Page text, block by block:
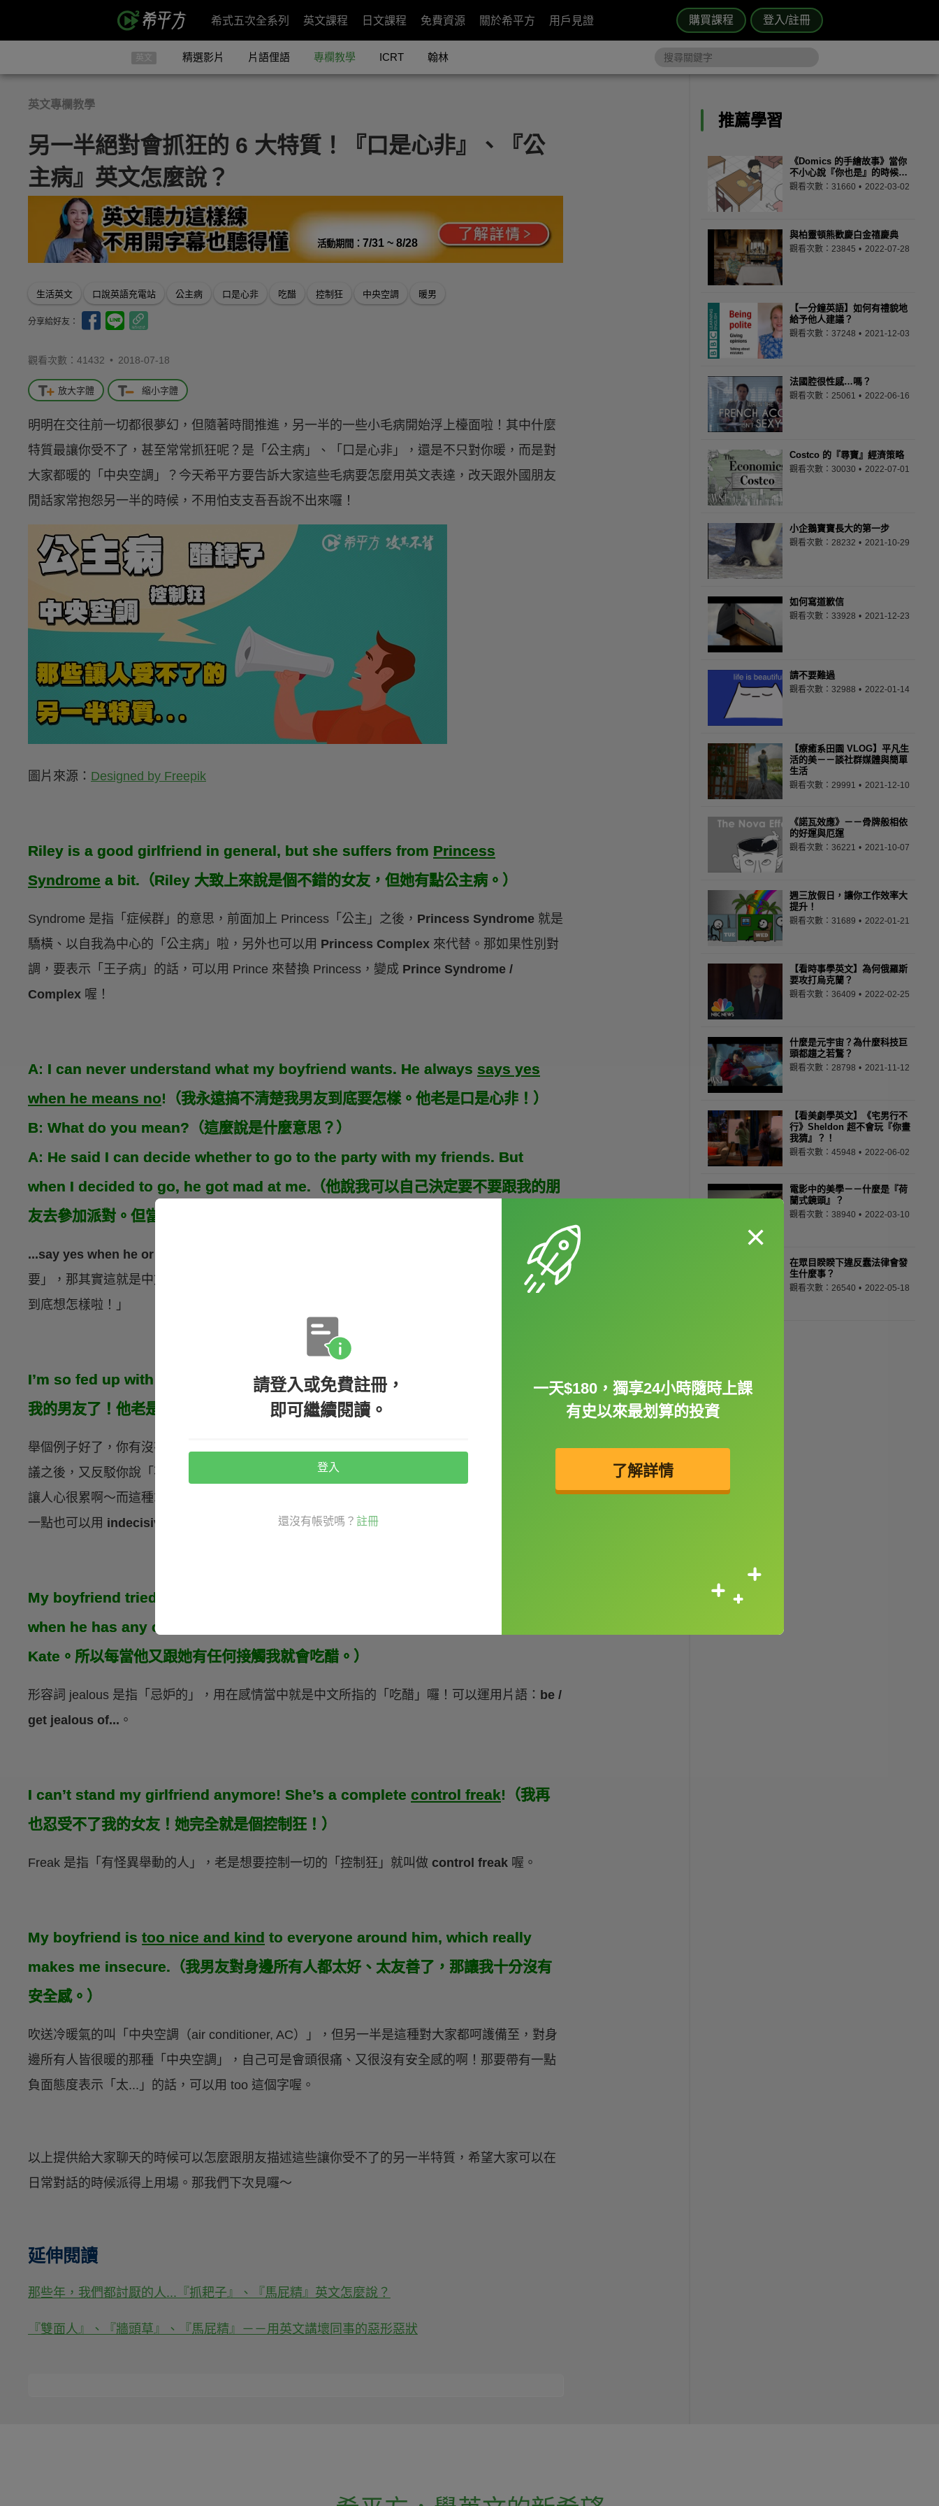
購買課程 登入/註冊
希式五次全系列 英文課程 日文課程 免費資源 關於希平方 用戶見證
英文 精選影片 片語俚語 專欄教學 ICRT 翰林
英文專欄教學
另一半絕對會抓狂的 6 大特質！『口是心非』、『公
主病』英文怎麼說？
活動期間： 7/31 ~ 8/28
生活英文 口說英語充電站 公主病 口是心非 吃醋 控制狂 中央空調 暖男
分享給好友：
觀看次數：41432 • 2018-07-18
放大字體 縮小字體
明明在交往前一切都很夢幻，但隨著時間推進，另一半的一些小毛病開始浮上檯面啦！其中什麼
特質最讓你受不了，甚至常常抓狂呢？是「公主病」、「口是心非」，還是不只對你暖，而是對
大家都暖的「中央空調」？今天希平方要告訴大家這些毛病要怎麼用英文表達，改天跟外國朋友
閒話家常抱怨另一半的時候，不用怕支支吾吾說不出來囉！
圖片來源： Designed by Freepik
Riley is a good girlfriend in general, but she suffers from Princess
Syndrome a bit.（Riley 大致上來說是個不錯的女友，但她有點公主病。）
Syndrome 是指「症候群」的意思，前面加上 Princess「公主」之後， Princess Syndrome 就是
驕橫、以自我為中心的「公主病」啦，另外也可以用 Princess Complex 來代替。那如果性別對
調，要表示「王子病」的話，可以用 Prince 來替換 Princess，變成 Prince Syndrome /
Complex 喔！
A: I can never understand what my boyfriend wants. He always says yes
when he means no!（我永遠搞不清楚我男友到底要怎樣。他老是口是心非！）
B: What do you mean?（這麼說是什麼意思？）
A: He said I can decide whether to go to the party with my friends. But
when I decided to go, he got mad at me.（他說我可以自己決定要不要跟我的朋
友去參加派對。但當我決定要去了之後，他就對我生氣。）
...say yes when he or she means no
字面來看是指「當他 / 她意思是不要的時候，卻偏偏說
要」，那其實這就是中文很常講的「口是心非」。這種毛病真的讓人永遠摸不著頭，想直呼「你
到底想怎樣啦！」
I’m so fed up with my boyfriend! He is always sowishy-washy
!（我真是受夠
我的男友了！他老是這樣優柔寡斷！）
舉個例子好了，你有沒有過這個經驗：另一半老是拿不定主意到底要吃什麼，而在你提出一個建
議之後，又反駁你說「不要」，或甚至一直三心二意，老是做不出一個結論？這個小毛病真的會
讓人心很累啊～而這種拿不定主意、沒有定見的人就可以用
一點也可以用 indecisive
My boyfriend tried to date Kate before he met me. So I always
when he has any contact with her again.（我男友在遇見我之前試著要追
Kate。所以每當他又跟她有任何接觸我就會吃醋。）
形容詞 jealous 是指「忌妒的」，用在感情當中就是中文所指的「吃醋」囉！可以運用片語： be /
get jealous of... 。
I can’t stand my girlfriend anymore! She’s a complete control freak!（我再
也忍受不了我的女友！她完全就是個控制狂！）
Freak 是指「有怪異舉動的人」，老是想要控制一切的「控制狂」就叫做 control freak 喔。
My boyfriend is too nice and kind to everyone around him, which really
makes me insecure.（我男友對身邊所有人都太好、太友善了，那讓我十分沒有
安全感。）
吹送冷暖氣的叫「中央空調（air conditioner, AC）」，但另一半是這種對大家都呵護備至，對身
邊所有人皆很暖的那種「中央空調」，自己可是會頭很痛、又很沒有安全感的啊！那要帶有一點
負面態度表示「太...」的話，可以用 too 這個字喔。
以上提供給大家聊天的時候可以怎麼跟朋友描述這些讓你受不了的另一半特質，希望大家可以在
日常對話的時候派得上用場。那我們下次見囉～
延伸閱讀
那些年，我們都討厭的人...『抓耙子』、『馬屁精』英文怎麼說？
『雙面人』、『牆頭草』、『馬屁精』－－用英文講壞同事的惡形惡狀
推薦學習
《Domics 的手繪故事》當你
不小心說『你也是』的時候…
觀看次數：31660 2022-03-02
與柏靈頓熊歡慶白金禧慶典
觀看次數：23845 2022-07-28
【一分鐘英語】如何有禮貌地
給予他人建議？
觀看次數：37248 2021-12-03
法國腔很性感…嗎？
觀看次數：25061 2022-06-16
Costco 的『尋寶』經濟策略
觀看次數：30030 2022-07-01
小企鵝寶寶長大的第一步
觀看次數：28232 2021-10-29
如何寫道歉信
觀看次數：33928 2021-12-23
請不要難過
觀看次數：32988 2022-01-14
【療癒系田園 VLOG】平凡生
活的美－－談社群媒體與簡單
生活
觀看次數：29991 2021-12-10
《諾瓦效應》－－骨牌般相依
的好運與厄運
觀看次數：36221 2021-10-07
週三放假日，讓你工作效率大
提升！
觀看次數：31689 2022-01-21
【看時事學英文】為何俄羅斯
要攻打烏克蘭？
觀看次數：36409 2022-02-25
什麼是元宇宙？為什麼科技巨
頭都趨之若鶩？
觀看次數：28798 2021-11-12
【看美劇學英文】《宅男行不
行》Sheldon 超不會玩『你畫
我猜』？！
觀看次數：45948 2022-06-02
電影中的美學－－什麼是『荷
蘭式鏡頭』？
觀看次數：38940 2022-03-10
在眾目睽睽下違反蠢法律會發
生什麼事？
觀看次數：26540 2022-05-18
×
請登入或免費註冊，
即可繼續閱讀。
登入
還沒有帳號嗎？ 註冊
一天$180，獨享24小時隨時上課
有史以來最划算的投資
了解詳情